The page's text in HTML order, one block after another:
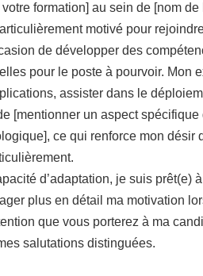
formation] au sein de [nom
motivé pour
de développer des
pour le poste à pourvoir.
assister dans le
[mentionner un aspect
ce qui renforce mon
d’adaptation, je suis
plus en détail ma motivation
que vous porterez à ma
salutations distinguées.